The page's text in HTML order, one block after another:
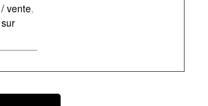
vente,